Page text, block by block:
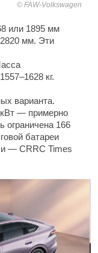
FAW-Volkswagen
или 1895 мм
мм. Эти
кг.
варианта.
— примерно
ограничена 166
батареи
— CRRC Times